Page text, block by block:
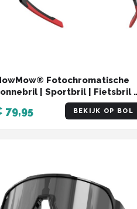
Fotochromatische
| Sportbril | Fietsbril |
Wintersport | LuxaLens |
002
79,95 BEKIJK OP BOL